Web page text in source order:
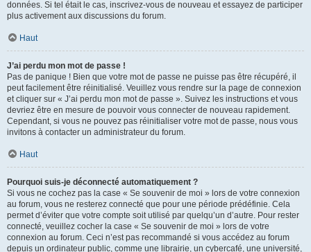
données. Si tel était le cas, inscrivez-vous de nouveau et essayez de participer
plus activement aux discussions du forum.
Haut
J’ai perdu mon mot de passe !
Pas de panique ! Bien que votre mot de passe ne puisse pas être récupéré, il
peut facilement être réinitialisé. Veuillez vous rendre sur la page de connexion
et cliquer sur « J’ai perdu mon mot de passe ». Suivez les instructions et vous
devriez être en mesure de pouvoir vous connecter de nouveau rapidement.
Cependant, si vous ne pouvez pas réinitialiser votre mot de passe, nous vous
invitons à contacter un administrateur du forum.
Haut
Pourquoi suis-je déconnecté automatiquement ?
Si vous ne cochez pas la case « Se souvenir de moi » lors de votre connexion
au forum, vous ne resterez connecté que pour une période prédéfinie. Cela
permet d’éviter que votre compte soit utilisé par quelqu’un d’autre. Pour rester
connecté, veuillez cocher la case « Se souvenir de moi » lors de votre
connexion au forum. Ceci n’est pas recommandé si vous accédez au forum
depuis un ordinateur public, comme une librairie, un cybercafé, une université,